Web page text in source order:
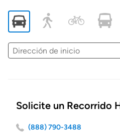
Dirección
de
Calcular
Solicite un Recorrido
(888) 790-3488